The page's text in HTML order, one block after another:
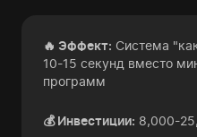
🔥 Эффект: Система
10-15 секунд вместо
программ
💰 Инвестиции: 8,000-